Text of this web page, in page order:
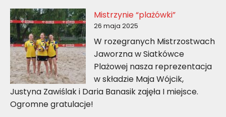
Mistrzynie “plażówki”
26 maja 2025
W rozegranych Mistrzostwach
Jaworzna w Siatkówce
Plażowej nasza reprezentacja
w składzie Maja Wójcik,
Justyna Zawiślak i Daria Banasik zajęła I miejsce.
Ogromne gratulacje!